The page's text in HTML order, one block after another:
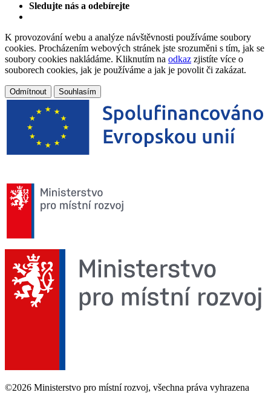
Sledujte nás a odebírejte
K provozování webu a analýze návštěvnosti používáme soubory
cookies. Procházením webových stránek jste srozuměni s tím, jak se
soubory cookies nakládáme. Kliknutím na odkaz zjistíte více o
souborech cookies, jak je používáme a jak je povolit či zakázat.
Odmítnout Souhlasím
©2026 Ministerstvo pro místní rozvoj, všechna práva vyhrazena